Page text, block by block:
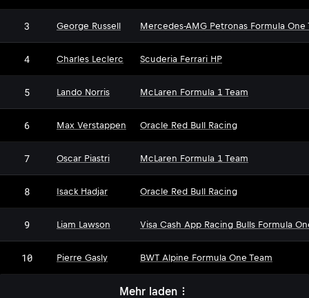
3 George Russell Mercedes-AMG Petronas Formula One
4 Charles Leclerc Scuderia Ferrari HP
5 Lando Norris McLaren Formula 1 Team
6 Max Verstappen Oracle Red Bull Racing
7 Oscar Piastri McLaren Formula 1 Team
8 Isack Hadjar Oracle Red Bull Racing
9 Liam Lawson Visa Cash App Racing Bulls Formula
10 Pierre Gasly BWT Alpine Formula One Team
Mehr laden